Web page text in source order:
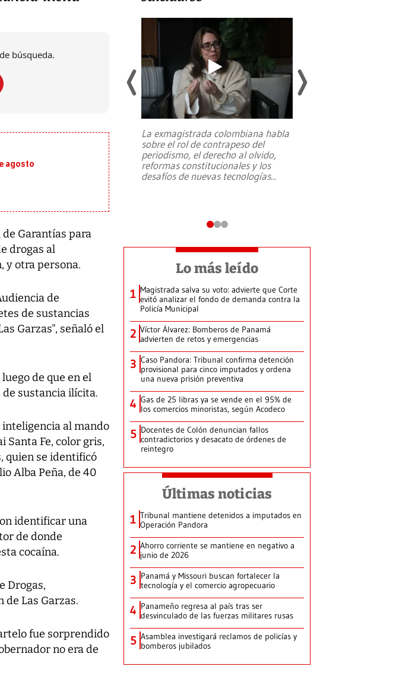
búsqueda.
agosto
Garantías para
drogas al
y otra persona.
de
de sustancias
Garzas", señaló el
de que en el
sustancia ilícita.
inteligencia al mando
Santa Fe, color gris,
quien se identificó
Alba Peña, de 40
identificar una
de donde
cocaína.
Drogas,
de Las Garzas.
fue sorprendido
no era de
provocando una
La exmagistrada colombiana habla
sobre el rol de contrapeso del
periodismo, el derecho al olvido,
reformas constitucionales y los
desafíos de nuevas tecnologías...
Lo más leído
1 Magistrada salva su voto: advierte que Corte
evitó analizar el fondo de demanda contra la
Policía Municipal
2 Víctor Álvarez: Bomberos de Panamá
advierten de retos y emergencias
3 Caso Pandora: Tribunal confirma detención
provisional para cinco imputados y ordena
una nueva prisión preventiva
4 Gas de 25 libras ya se vende en el 95% de
los comercios minoristas, según Acodeco
5 Docentes de Colón denuncian fallos
contradictorios y desacato de órdenes de
reintegro
Últimas noticias
1 Tribunal mantiene detenidos a imputados en
Operación Pandora
2 Ahorro corriente se mantiene en negativo a
junio de 2026
3 Panamá y Missouri buscan fortalecer la
tecnología y el comercio agropecuario
4 Panameño regresa al país tras ser
desvinculado de las fuerzas militares rusas
5 Asamblea investigará reclamos de policías y
bomberos jubilados